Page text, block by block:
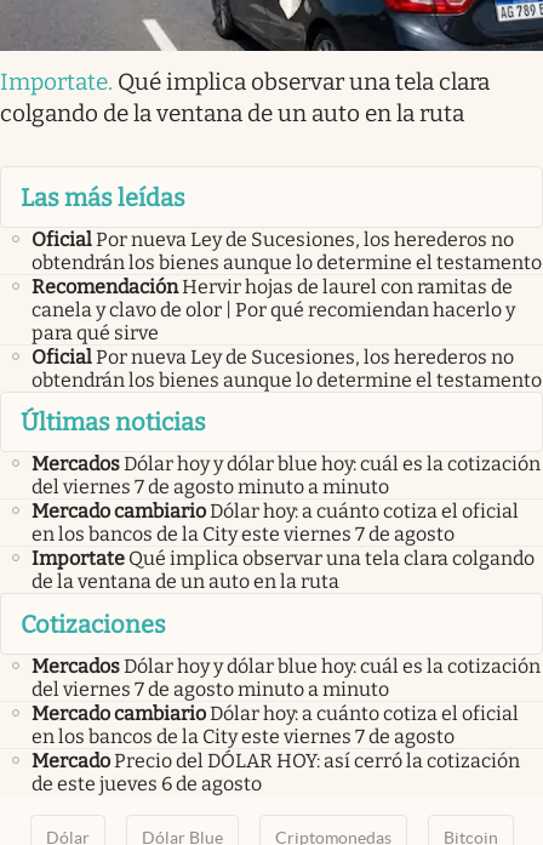
Importate. Qué implica observar una tela clara
colgando de la ventana de un auto en la ruta
Las más leídas
OficialPor nueva Ley de Sucesiones, los herederos no
obtendrán los bienes aunque lo determine el testamento
RecomendaciónHervir hojas de laurel con ramitas de
canela y clavo de olor | Por qué recomiendan hacerlo y
para qué sirve
OficialPor nueva Ley de Sucesiones, los herederos no
obtendrán los bienes aunque lo determine el testamento
Últimas noticias
MercadosDólar hoy y dólar blue hoy: cuál es la cotización
del viernes 7 de agosto minuto a minuto
Mercado cambiarioDólar hoy: a cuánto cotiza el oficial
en los bancos de la City este viernes 7 de agosto
Importate Qué implica observar una tela clara colgando
de la ventana de un auto en la ruta
Cotizaciones
MercadosDólar hoy y dólar blue hoy: cuál es la cotización
del viernes 7 de agosto minuto a minuto
Mercado cambiarioDólar hoy: a cuánto cotiza el oficial
en los bancos de la City este viernes 7 de agosto
MercadoPrecio del DÓLAR HOY: así cerró la cotización
de este jueves 6 de agosto
Dólar Dólar Blue Criptomonedas Bitcoin